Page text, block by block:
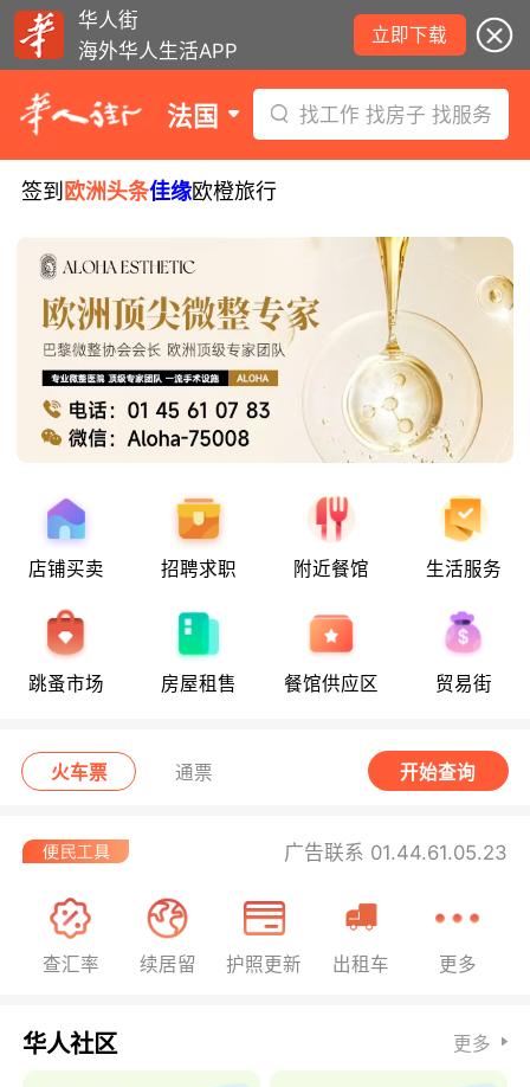
华人街
海外华人生活APP
立即下载
法国 找工作 找房子 找服务
签到 欧洲头条佳缘欧橙旅行
店铺买卖 招聘求职 附近餐馆 生活服务
跳蚤市场 房屋租售 餐馆供应区 贸易街
火车票 通票 开始查询
广告联系 01.44.61.05.23
查汇率 续居留 护照更新 出租车 更多
华人社区 更多